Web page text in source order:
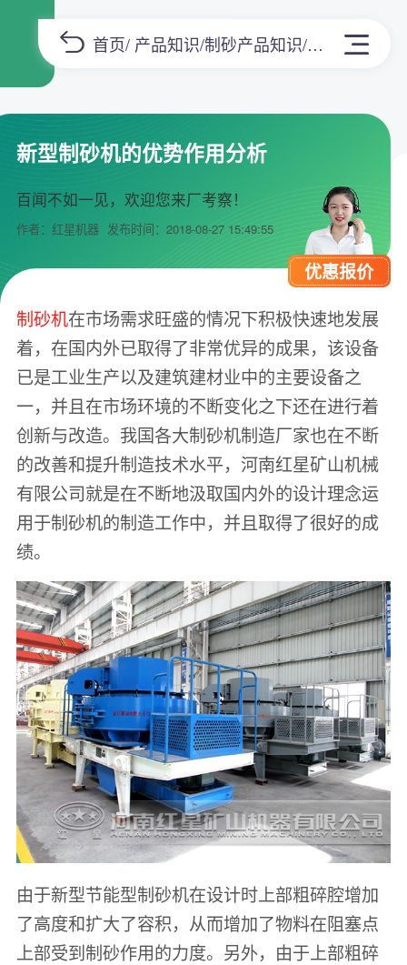
首页/ 产品知识/制砂产品知识/正文
新型制砂机的优势作用分析
百闻不如一见，欢迎您来厂考察！
作者：红星机器 发布时间：2018-08-27 15:49:55
优惠报价
制砂机在市场需求旺盛的情况下积极快速地发展
着，在国内外已取得了非常优异的成果，该设备
已是工业生产以及建筑建材业中的主要设备之
一，并且在市场环境的不断变化之下还在进行着
创新与改造。我国各大制砂机制造厂家也在不断
的改善和提升制造技术水平，河南红星矿山机械
有限公司就是在不断地汲取国内外的设计理念运
用于制砂机的制造工作中，并且取得了很好的成
绩。
由于新型节能型制砂机在设计时上部粗碎腔增加
了高度和扩大了容积，从而增加了物料在阻塞点
上部受到制砂作用的力度。另外，由于上部粗碎